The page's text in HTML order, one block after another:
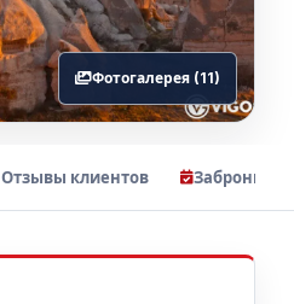
Фотогалерея (11)
Отзывы клиентов